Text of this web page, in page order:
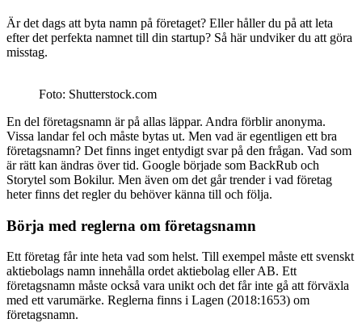
Är det dags att byta namn på företaget? Eller håller du på att leta
efter det perfekta namnet till din startup? Så här undviker du att göra
misstag.
Foto: Shutterstock.com
En del företagsnamn är på allas läppar. Andra förblir anonyma.
Vissa landar fel och måste bytas ut. Men vad är egentligen ett bra
företagsnamn? Det finns inget entydigt svar på den frågan. Vad som
är rätt kan ändras över tid. Google började som BackRub och
Storytel som Bokilur. Men även om det går trender i vad företag
heter finns det regler du behöver känna till och följa.
Börja med reglerna om företagsnamn
Ett företag får inte heta vad som helst. Till exempel måste ett svenskt
aktiebolags namn innehålla ordet aktiebolag eller AB. Ett
företagsnamn måste också vara unikt och det får inte gå att förväxla
med ett varumärke. Reglerna finns i Lagen (2018:1653) om
företagsnamn.